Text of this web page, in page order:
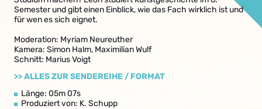
Semester und gibt einen Einblick, wie das Fach wirklich ist und
für wen es sich eignet.
Moderation: Myriam Neureuther
Kamera: Simon Halm, Maximilian Wulf
Schnitt: Marius Voigt
>> ALLES ZUR SENDEREIHE / FORMAT
Länge: 05m 07s
Produziert von: K. Schupp